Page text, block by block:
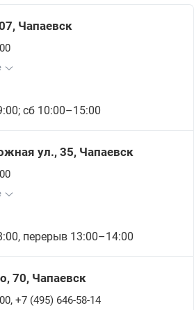
Чапаевск
сб 10:00–15:00
ул., 35, Чапаевск
перерыв 13:00–14:00
70, Чапаевск
, +7 (495) 646-58-14